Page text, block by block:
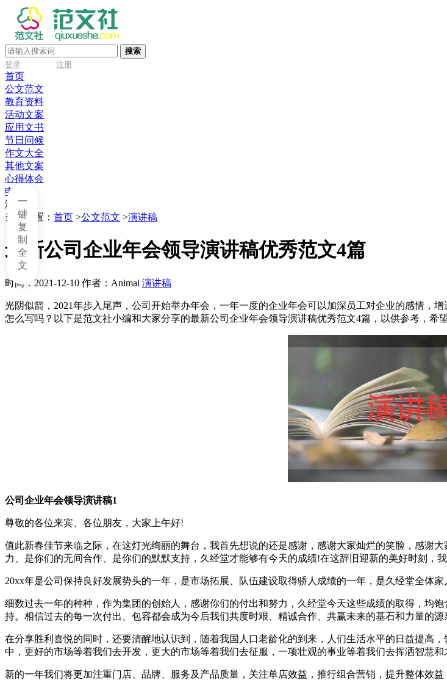
搜索
登录
注册
首页
公文范文
教育资料
活动文案
应用文书
节日问候
作文大全
其他文案
心得体会
申请书
演讲稿
当前位置： 首页 >公文范文 >演讲稿
最新公司企业年会领导演讲稿优秀范文4篇
时间：2021-12-10 作者：Animai 演讲稿
光阴似箭，2021年步入尾声，公司开始举办年会，一年一度的企业年会可以加深员工对企业的感情，
怎么写吗？以下是范文社小编和大家分享的最新公司企业年会领导演讲稿优秀范文4篇，以供参考，希
公司企业年会领导演讲稿1
尊敬的各位来宾、各位朋友，大家上午好!
值此新春佳节来临之际，在这灯光绚丽的舞台，我首先想说的还是感谢，感谢大家灿烂的笑脸，感谢
力、是你们的无间合作、是你们的默默支持，久经堂才能够有今天的成绩!在这辞旧迎新的美好时刻，
20xx年是公司保持良好发展势头的一年，是市场拓展、队伍建设取得骄人成绩的一年，是久经堂全体
细数过去一年的种种，作为集团的创始人，感谢你们的付出和努力，久经堂今天这些成绩的取得，均
持。相信过去的每一次付出、包容都会成为今后我们共度时艰、精诚合作、共赢未来的基石和力量的源
在分享胜利喜悦的同时，还要清醒地认识到，随着我国人口老龄化的到来，人们生活水平的日益提高
中，更好的市场等着我们去开发，更大的市场等着我们去征服，一项壮观的事业等着我们去挥洒智慧和
新的一年我们将更加注重门店、品牌、服务及产品质量，关注单店效益，推行组合营销，提升整体效
一
键
复
制
全
文